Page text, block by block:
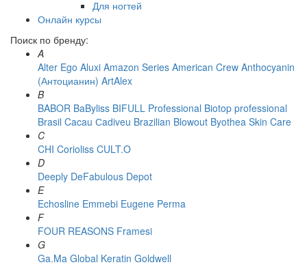
Для ногтей
Онлайн курсы
Поиск по бренду:
A
Alter Ego Aluxi Amazon Series American Crew Anthocyanin
(Антоцианин) ArtAlex
B
BABOR BaByliss BIFULL Professional Biotop professional
Brasil Cacau Сadiveu Brazilian Blowout Byothea Skin Care
C
CHI Corioliss CULT.O
D
Deeply DeFabulous Depot
E
Echosline Emmebi Eugene Perma
F
FOUR REASONS Framesi
G
Ga.Ma Global Keratin Goldwell